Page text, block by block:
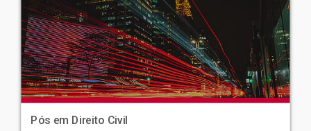
Pós em Direito Civil